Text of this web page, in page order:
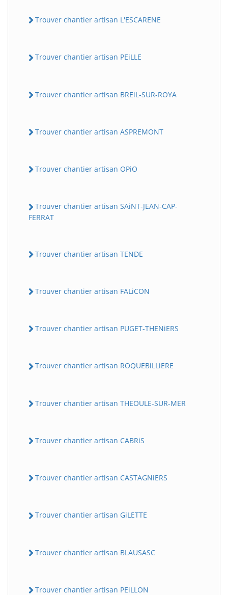
Trouver chantier artisan L'ESCARENE
Trouver chantier artisan PEiLLE
Trouver chantier artisan BREiL-SUR-ROYA
Trouver chantier artisan ASPREMONT
Trouver chantier artisan OPiO
Trouver chantier artisan SAiNT-JEAN-CAP-
FERRAT
Trouver chantier artisan TENDE
Trouver chantier artisan FALiCON
Trouver chantier artisan PUGET-THENiERS
Trouver chantier artisan ROQUEBiLLiERE
Trouver chantier artisan THEOULE-SUR-MER
Trouver chantier artisan CABRiS
Trouver chantier artisan CASTAGNiERS
Trouver chantier artisan GiLETTE
Trouver chantier artisan BLAUSASC
Trouver chantier artisan PEiLLON